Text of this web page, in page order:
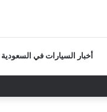
أخبار السيارات في السعودية